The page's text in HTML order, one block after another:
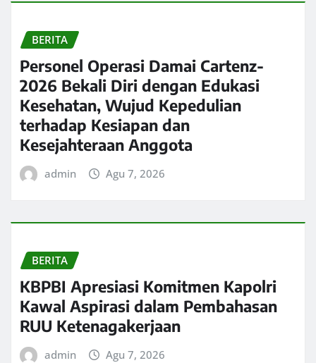
BERITA
Personel Operasi Damai Cartenz-
2026 Bekali Diri dengan Edukasi
Kesehatan, Wujud Kepedulian
terhadap Kesiapan dan
Kesejahteraan Anggota
admin Agu 7, 2026
BERITA
KBPBI Apresiasi Komitmen Kapolri
Kawal Aspirasi dalam Pembahasan
RUU Ketenagakerjaan
admin Agu 7, 2026